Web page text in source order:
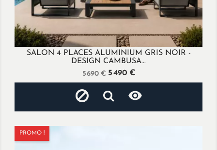
SALON 4 PLACES ALUMINIUM GRIS NOIR -
DESIGN CAMBUSA...
Prix
de
base
5 690 € Prix
5 490 €

PROMO !